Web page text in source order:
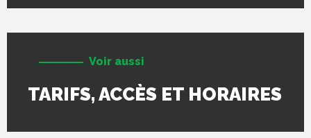
Voir aussi
TARIFS, ACCÈS ET HORAIRES